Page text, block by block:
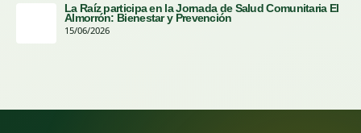
La Raíz participa en la Jornada de Salud Comunitaria El
Almorrón: Bienestar y Prevención
15/06/2026